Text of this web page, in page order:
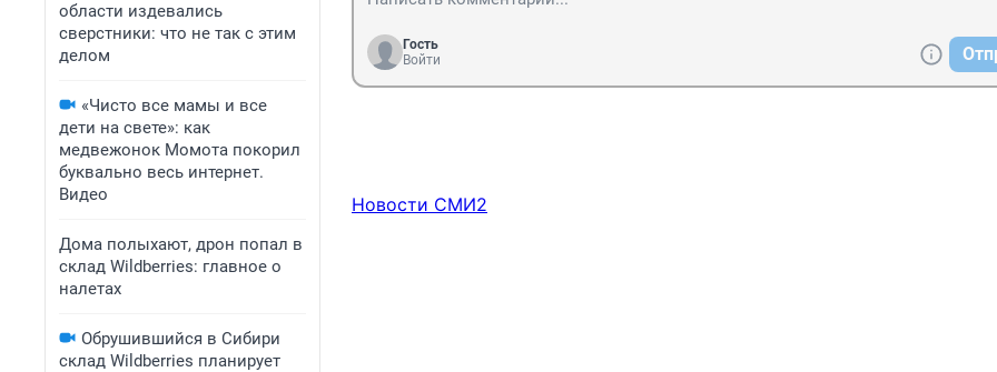
области издевались
сверстники: что не так с этим
делом
«Чисто все мамы и все
дети на свете»: как
медвежонок Момота покорил
буквально весь интернет.
Видео
Дома полыхают, дрон попал в
склад Wildberries: главное о
налетах
Обрушившийся в Сибири
склад Wildberries планирует
Гость
Войти
Новости СМИ2